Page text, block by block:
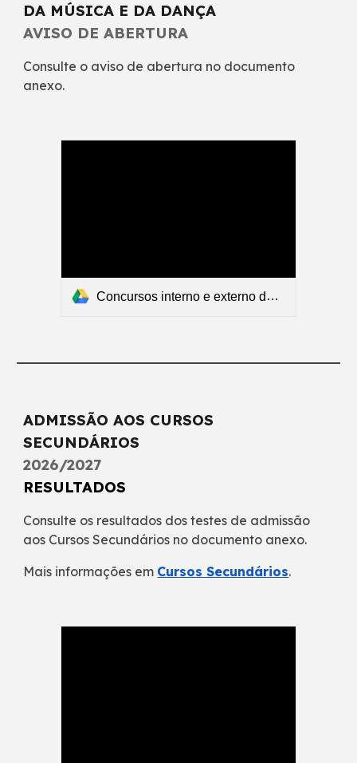
DA MÚSICA E DA DANÇA
AVISO DE ABERTURA
Consulte o aviso de abertura no documento
anexo.
Concursos interno e externo dos estabelecimentos públicos de ensino artístico especializado da música e da dança - Aviso de abertura.pdf
ADMISSÃO AOS CURSOS
SECUNDÁRIOS
2026/2027
RESULTADOS
Consulte os resultados dos testes de admissão
aos Cursos Secundários no documento anexo.
Mais informações em Cursos Secundários.